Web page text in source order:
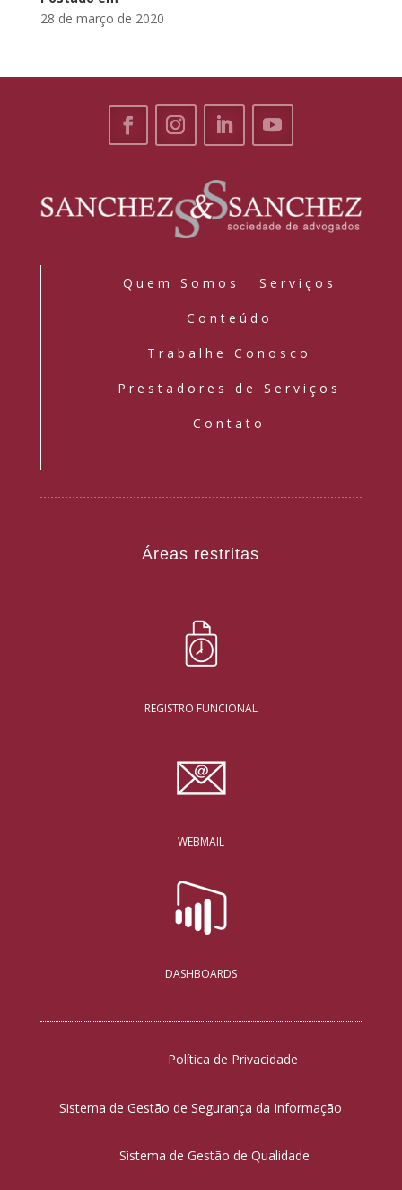
28 de março de 2020
Quem Somos Serviços
Conteúdo
Trabalhe Conosco
Prestadores de Serviços
Contato
Áreas restritas
REGISTRO FUNCIONAL
WEBMAIL
DASHBOARDS
Política de Privacidade
Sistema de Gestão de Segurança da Informação
Sistema de Gestão de Qualidade